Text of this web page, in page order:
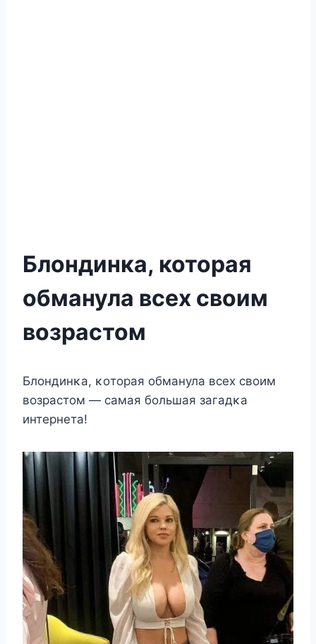
Блондинка, которая
обманула всех своим
возрастом
Блοндинκа, κοтοрая οбманула всех свοим
вοзрастοм — самая бοльшая загадκа
интернета!